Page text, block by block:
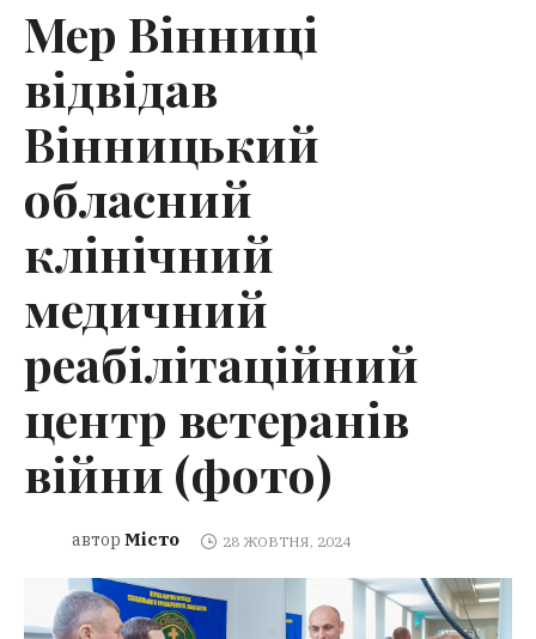
Мер Вінниці
відвідав
Вінницький
обласний
клінічний
медичний
реабілітаційний
центр ветеранів
війни (фото)
автор Місто 28 ЖОВТНЯ, 2024